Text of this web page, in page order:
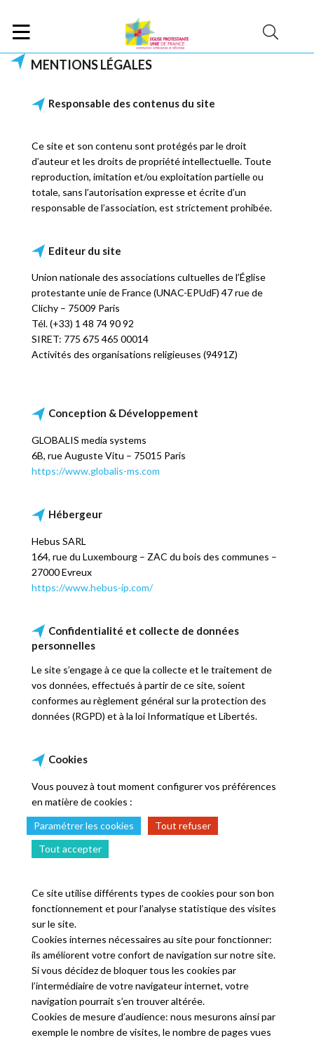
MENTIONS LÉGALES
Responsable des contenus du site
Ce site et son contenu sont protégés par le droit
d’auteur et les droits de propriété intellectuelle. Toute
reproduction, imitation et/ou exploitation partielle ou
totale, sans l’autorisation expresse et écrite d’un
responsable de l’association, est strictement prohibée.
Editeur du site
Union nationale des associations cultuelles de l’Église
protestante unie de France (UNAC-EPUdF) 47 rue de
Clichy – 75009 Paris
Tél. (+33) 1 48 74 90 92
SIRET: 775 675 465 00014
Activités des organisations religieuses (9491Z)
Conception & Développement
GLOBALIS media systems
6B, rue Auguste Vitu – 75015 Paris
https://www.globalis-ms.com
Hébergeur
Hebus SARL
164, rue du Luxembourg – ZAC du bois des communes –
27000 Evreux
https://www.hebus-ip.com/
Confidentialité et collecte de données
personnelles
Le site s’engage à ce que la collecte et le traitement de
vos données, effectués à partir de ce site, soient
conformes au règlement général sur la protection des
données (RGPD) et à la loi Informatique et Libertés.
Cookies
Vous pouvez à tout moment configurer vos préférences
en matière de cookies :
Paramétrer les cookies
Tout refuser
Tout accepter
Ce site utilise différents types de cookies pour son bon
fonctionnement et pour l’analyse statistique des visites
sur le site.
Cookies internes nécessaires au site pour fonctionner:
ils améliorent votre confort de navigation sur notre site.
Si vous décidez de bloquer tous les cookies par
l’intermédiaire de votre navigateur internet, votre
navigation pourrait s’en trouver altérée.
Cookies de mesure d’audience: nous mesurons ainsi par
exemple le nombre de visites, le nombre de pages vues